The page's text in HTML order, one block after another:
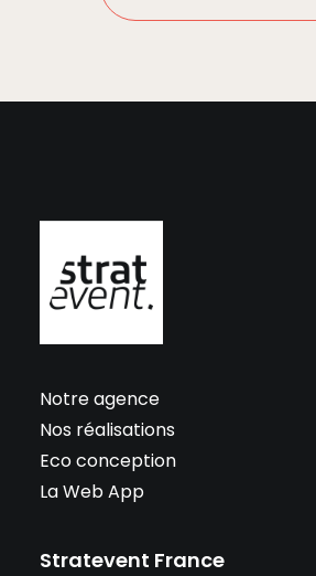
Notre agence
Nos réalisations
Eco conception
La Web App
Stratevent France